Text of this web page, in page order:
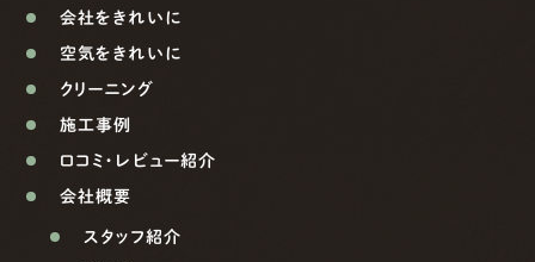
会社をきれいに
空気をきれいに
クリーニング
施工事例
口コミ・レビュー紹介
会社概要
スタッフ紹介